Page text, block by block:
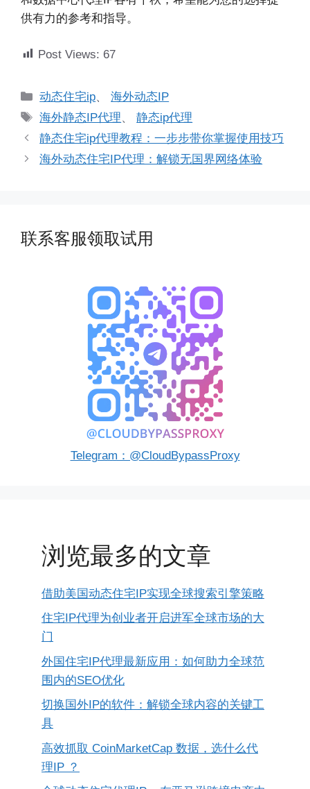
供有力的参考和指导。
Post Views: 67
分
类
动态住宅ip、海外动态IP
标
签
海外静态IP代理、静态ip代理
静态住宅ip代理教程：一步步带你掌握使用技巧
海外动态住宅IP代理：解锁无国界网络体验
联系客服领取试用
Telegram：@CloudBypassProxy
浏览最多的文章
借助美国动态住宅IP实现全球搜索引擎策略
住宅IP代理为创业者开启进军全球市场的大
门
外国住宅IP代理最新应用：如何助力全球范
围内的SEO优化
切换国外IP的软件：解锁全球内容的关键工
具
高效抓取 CoinMarketCap 数据，选什么代
理IP ？